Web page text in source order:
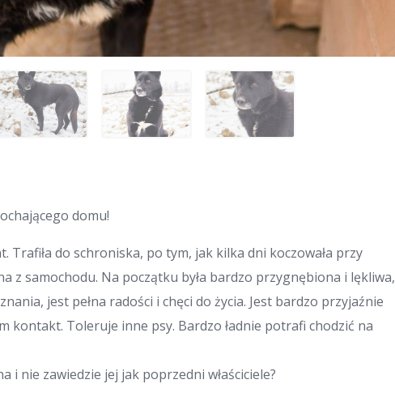
domu!
Trafiła do schroniska, po tym, jak kilka dni koczowała przy
z samochodu. Na początku była bardzo przygnębiona i lękliwa,
jest pełna radości i chęci do życia. Jest bardzo przyjaźnie
kontakt. Toleruje inne psy. Bardzo ładnie potrafi chodzić na
i nie zawiedzie jej jak poprzedni właściciele?